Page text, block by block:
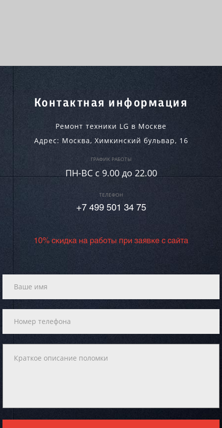
Контактная информация
Ремонт техники LG в Москве
Адрес: Москва, Химкинский бульвар, 16
ГРАФИК РАБОТЫ
ПН-ВC c 9.00 до 22.00
ТЕЛЕФОН
+7 499 501 34 75
10% скидка на работы при заявке с сайта